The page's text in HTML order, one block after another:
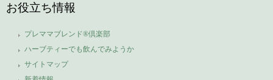
お役立ち情報
プレママブレンド®倶楽部
ハーブティーでも飲んでみようか
サイトマップ